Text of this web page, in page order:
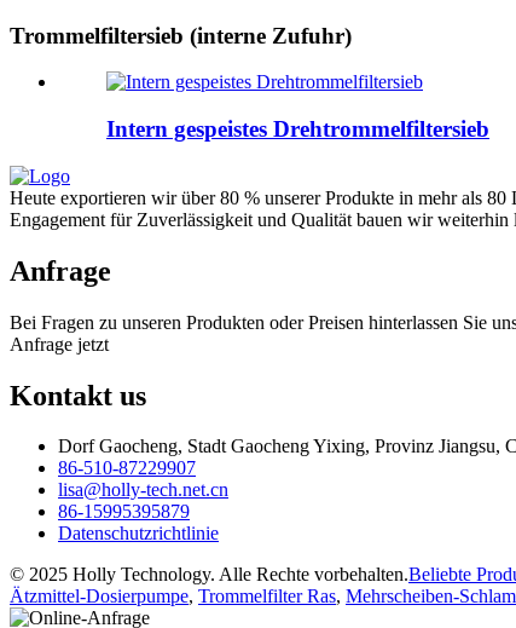
Trommelfiltersieb (interne Zufuhr)
Intern gespeistes Drehtrommelfiltersieb
Heute exportieren wir über 80 % unserer Produkte in mehr als
Engagement für Zuverlässigkeit und Qualität bauen wir
Anfrage
Bei Fragen zu unseren Produkten oder Preisen hinterlassen Sie
Anfrage jetzt
Kontakt us
Dorf Gaocheng, Stadt Gaocheng Yixing, Provinz Jiangsu,
86-510-87229907
lisa@holly-tech.net.cn
86-15995395879
Datenschutzrichtlinie
© 2025 Holly Technology. Alle Rechte vorbehalten.Beliebte
Ätzmittel-Dosierpumpe, Trommelfilter Ras, Mehrscheiben-